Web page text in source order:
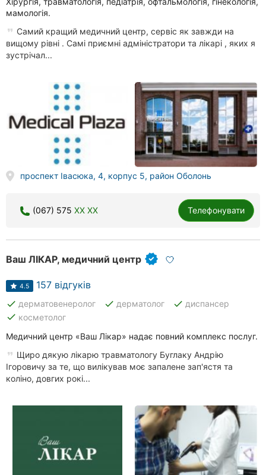
мамологія.
Самий кращий медичний центр, сервіс як завжди на
вищому рівні . Самі приємні адміністратори та лікарі , яких я
зустрічал...
проспект Івасюка, 4, корпус 5, район Оболонь
(067) 575 XX XX Телефонувати
Ваш ЛІКАР, медичний центр
4.5 157 відгуків
done дерматовенеролог done дерматолог done диспансер
done косметолог
Медичний центр «Ваш Лікар» надає повний комплекс послуг.
Щиро дякую лікарю травматологу Буглаку Андрію
Ігоровичу за те, що вилікував моє запалене зап'ястя та
коліно, довгих рокі...